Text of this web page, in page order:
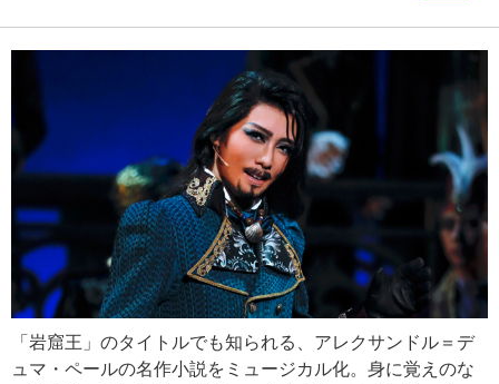
「岩窟王」のタイトルでも知られる、アレクサンドル＝デ
ュマ・ペールの名作小説をミュージカル化。身に覚えのな